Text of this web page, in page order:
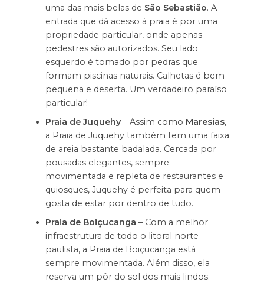
uma das mais belas de São Sebastião. A
entrada que dá acesso à praia é por uma
propriedade particular, onde apenas
pedestres são autorizados. Seu lado
esquerdo é tomado por pedras que
formam piscinas naturais. Calhetas é bem
pequena e deserta. Um verdadeiro paraíso
particular!
Praia de Juquehy– Assim como Maresias,
a Praia de Juquehy também tem uma faixa
de areia bastante badalada. Cercada por
pousadas elegantes, sempre
movimentada e repleta de restaurantes e
quiosques, Juquehy é perfeita para quem
gosta de estar por dentro de tudo.
Praia de Boiçucanga – Com a melhor
infraestrutura de todo o litoral norte
paulista, a Praia de Boiçucanga está
sempre movimentada. Além disso, ela
reserva um pôr do sol dos mais lindos.